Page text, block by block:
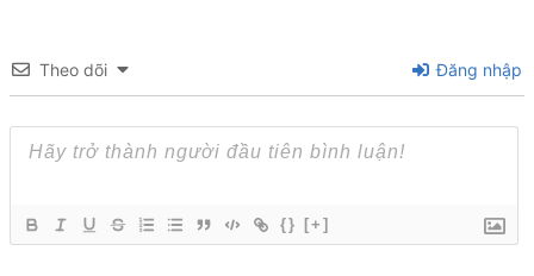
Theo dõi Đăng nhập
{} [+]